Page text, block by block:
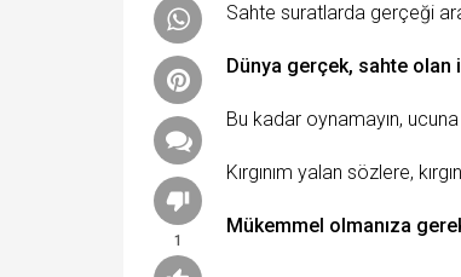
1
Sahte suratlarda gerçeği
Dünya gerçek, sahte olan
Bu kadar oynamayın,
Kırgınım yalan sözlere,
Mükemmel olmanıza